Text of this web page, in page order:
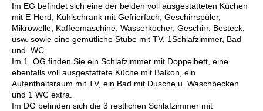
Im EG befindet sich eine der beiden voll ausgestatteten Küchen
mit E-Herd, Kühlschrank mit Gefrierfach, Geschirrspüler,
Mikrowelle, Kaffeemaschine, Wasserkocher, Geschirr, Besteck,
usw. sowie eine gemütliche Stube mit TV, 1Schlafzimmer, Bad
und WC.
Im 1. OG finden Sie ein Schlafzimmer mit Doppelbett, eine
ebenfalls voll ausgestattete Küche mit Balkon, ein
Aufenthaltsraum mit TV, ein Bad mit Dusche u. Waschbecken
und 1 WC extra.
Im DG befinden sich die 3 restlichen Schlafzimmer mit